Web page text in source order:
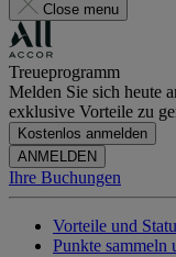
Close menu
Treueprogramm
Melden Sie sich heute
exklusive Vorteile zu
Kostenlos anmelden
ANMELDEN
Ihre Buchungen
Vorteile und
Punkte sammeln